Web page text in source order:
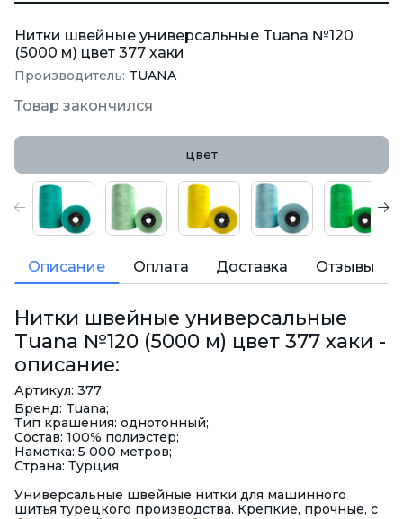
Нитки швейные универсальные Tuana №120
(5000 м) цвет 377 хаки
Производитель: TUANA
Товар закончился
цвет
Описание Оплата Доставка Отзывы
Нитки швейные универсальные
Tuana №120 (5000 м) цвет 377 хаки -
описание:
Артикул: 377
Бренд: Tuana;
Тип крашения: однотонный;
Состав: 100% полиэстер;
Намотка: 5 000 метров;
Страна: Турция
Универсальные швейные нитки для машинного
шитья турецкого производства. Крепкие, прочные, с